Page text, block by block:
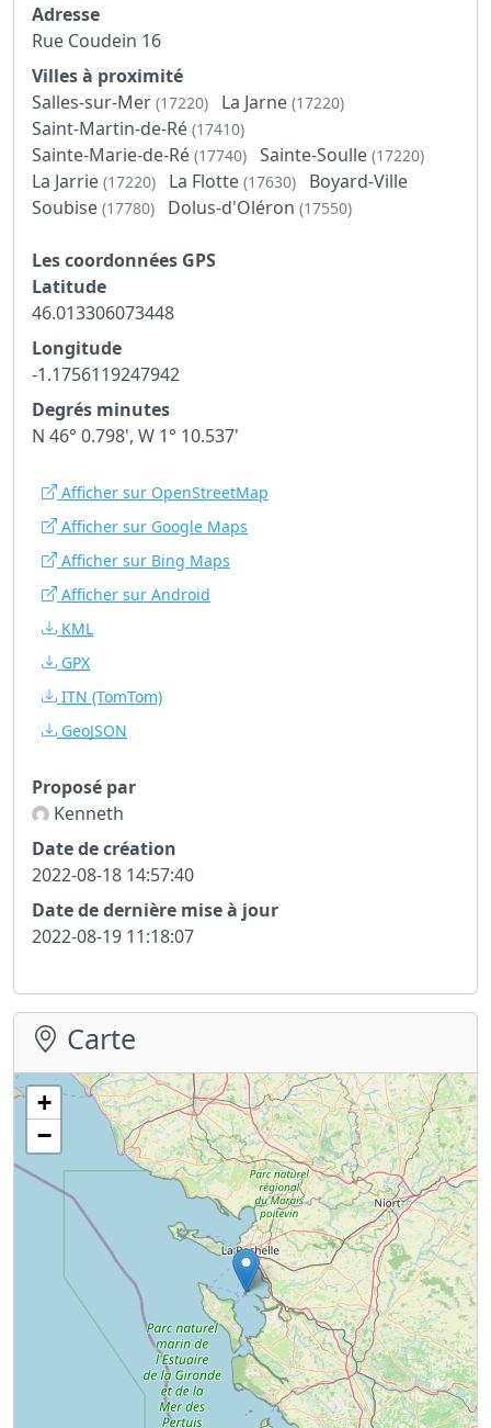
Adresse
Rue Coudein 16
Villes à proximité
Salles-sur-Mer (17220) La Jarne (17220)
Saint-Martin-de-Ré (17410)
Sainte-Marie-de-Ré (17740) Sainte-Soulle (17220)
La Jarrie (17220) La Flotte (17630)
Boyard-Ville
Soubise (17780) Dolus-d'Oléron (17550)
Les coordonnées GPS
Latitude
46.013306073448
Longitude
-1.1756119247942
Degrés minutes
N 46° 0.798', W 1° 10.537'
Afficher sur OpenStreetMap
Afficher sur Google Maps
Afficher sur Bing Maps
Afficher sur Android
KML
GPX
ITN (TomTom)
GeoJSON
Proposé par
Kenneth
Date de création
2022-08-18 14:57:40
Date de dernière mise à jour
2022-08-19 11:18:07
Carte
+
−